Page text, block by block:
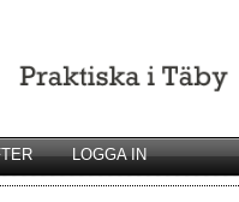
LOGGA IN